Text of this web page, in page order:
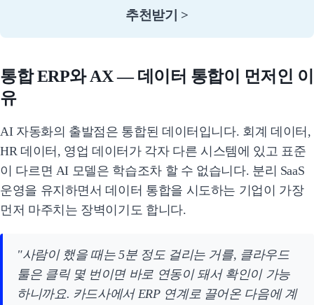
추천받기 >
통합 ERP와 AX — 데이터 통합이 먼저인 이
유
AI 자동화의 출발점은 통합된 데이터입니다. 회계 데이터,
HR 데이터, 영업 데이터가 각자 다른 시스템에 있고 표준
이 다르면 AI 모델은 학습조차 할 수 없습니다. 분리 SaaS
운영을 유지하면서 데이터 통합을 시도하는 기업이 가장
먼저 마주치는 장벽이기도 합니다.
"사람이 했을 때는 5분 정도 걸리는 거를, 클라우드
툴은 클릭 몇 번이면 바로 연동이 돼서 확인이 가능
하니까요. 카드사에서 ERP 연계로 끌어온 다음에 계